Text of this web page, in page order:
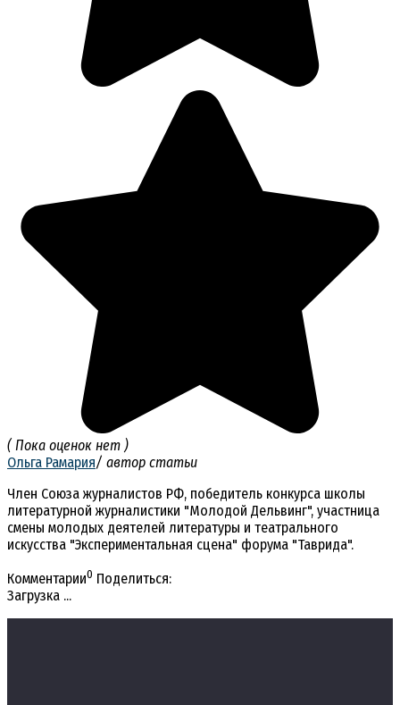
( Пока оценок нет )
Ольга Рамария/ автор статьи
Член Союза журналистов РФ, победитель конкурса школы
литературной журналистики "Молодой Дельвинг", участница
смены молодых деятелей литературы и театрального
искусства "Экспериментальная сцена" форума "Таврида".
Комментарии0 Поделиться:
Загрузка ...